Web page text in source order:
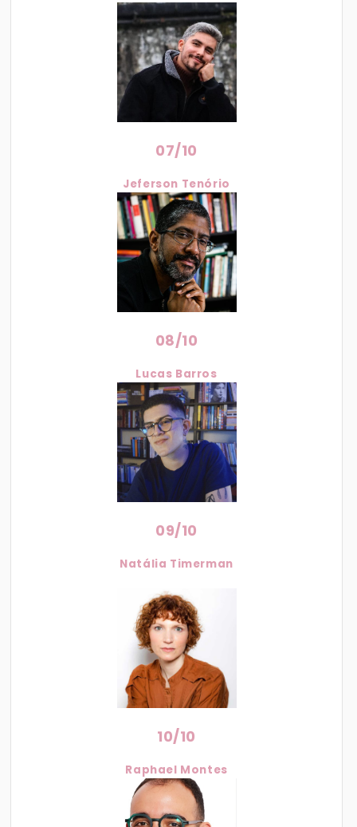
07/10
Jeferson Tenório
08/10
Lucas Barros
09/10
Natália Timerman
10/10
Raphael Montes